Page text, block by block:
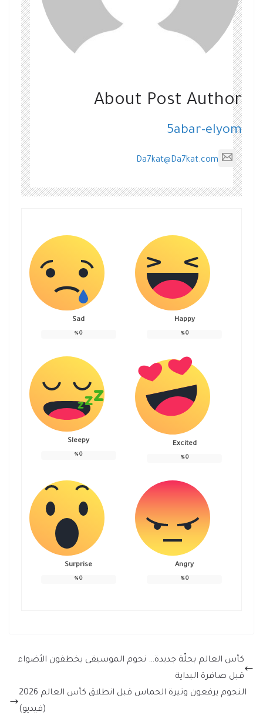
About Post Author
5abar-elyom
Da7kat@Da7kat.com
Happy
0
%
Sad
0
%
Excited
0
%
Sleepy
0
%
Angry
0
%
Surprise
0
%
كأس العالم بحلّة جديدة… نجوم الموسيقى يخطفون الأضواء
قبل صافرة البداية
النجوم يرفعون وتيرة الحماس قبل انطلاق كأس العالم 2026
(فيديو)